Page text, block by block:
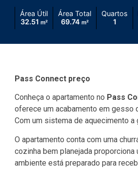
Área Útil
32.51 m²
Área Total
69.74 m²
Quartos
1
Pass Connect preço
Conheça o apartamento no Pass
oferece um acabamento em gesso
Com um sistema de aquecimento
O apartamento conta com uma
cozinha bem planejada
ambiente está preparado para